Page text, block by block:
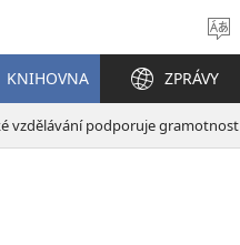
KNIHOVNA ZPRÁVY
vzdělávání podporuje gramotnost